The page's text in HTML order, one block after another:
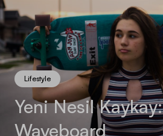
Lifestyle
Yeni Nesil Kaykay:
Waveboard